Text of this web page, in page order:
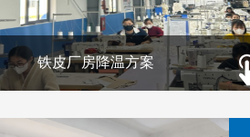
铁皮厂房降温方案